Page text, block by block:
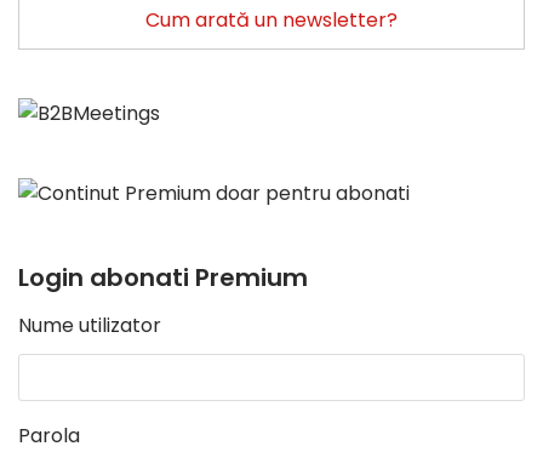
Cum arată un newsletter?
Login abonati Premium
Nume utilizator
Parola